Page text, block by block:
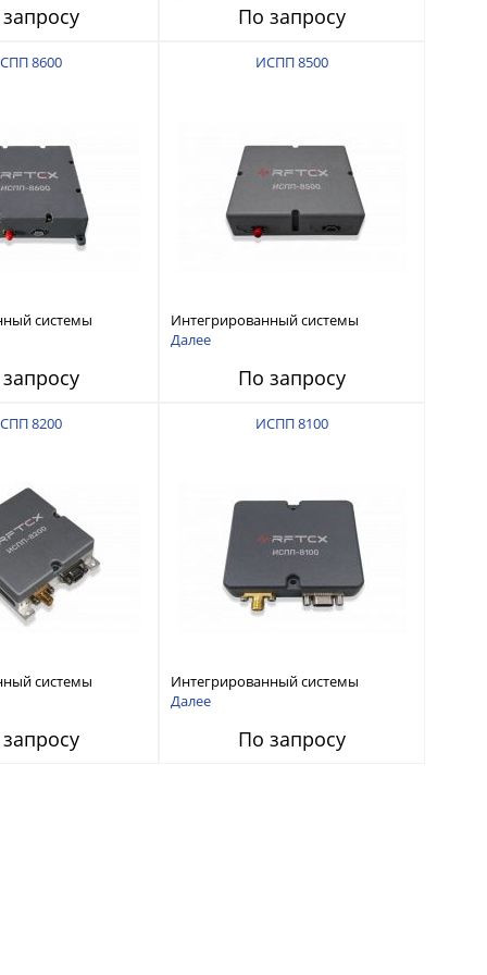
По запросу
8600
системы
помех RFТех
ИСПП 8500
Интегрированный системы
защиты от ГНСС-помех RFТех
Далее
По запросу
8200
системы
помех RFТех
ИСПП 8100
Интегрированный системы
защиты от ГНСС-помех RFТех
Далее
По запросу